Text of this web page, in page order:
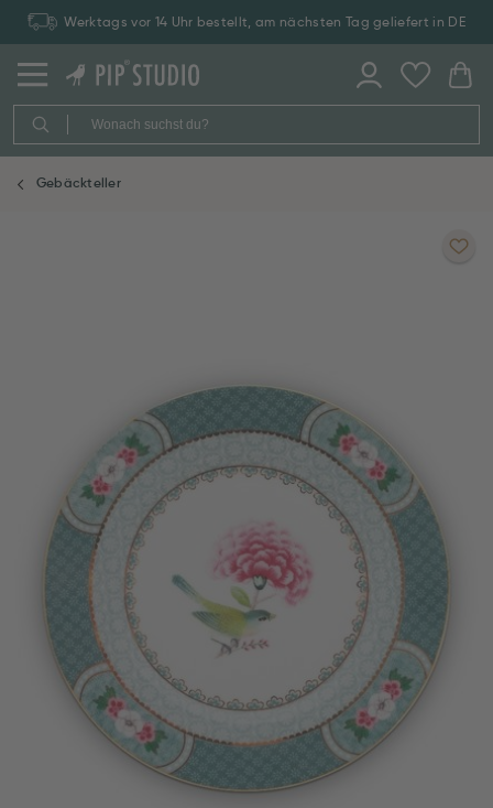
Werktags vor 14 Uhr bestellt, am nächsten Tag geliefert in DE
Gebäckteller